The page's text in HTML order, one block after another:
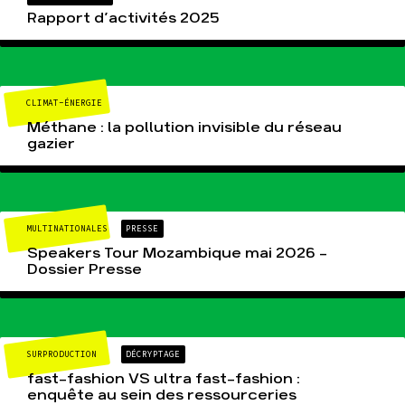
Rapport d’activités 2025
CLIMAT-ÉNERGIE
Méthane : la pollution invisible du réseau
gazier
MULTINATIONALES PRESSE
Speakers Tour Mozambique mai 2026 –
Dossier Presse
SURPRODUCTION DÉCRYPTAGE
fast-fashion VS ultra fast-fashion :
enquête au sein des ressourceries